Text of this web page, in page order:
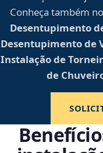
Conheça também
Desentupimento
Desentupimento de
Instalação de
de